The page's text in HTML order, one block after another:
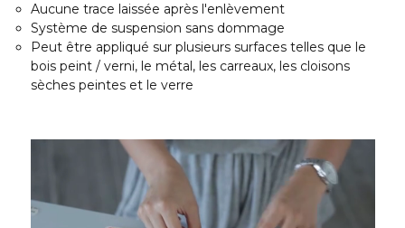
Aucune trace laissée après l'enlèvement
Système de suspension sans dommage
Peut être appliqué sur plusieurs surfaces telles que le
bois peint / verni, le métal, les carreaux, les cloisons
sèches peintes et le verre